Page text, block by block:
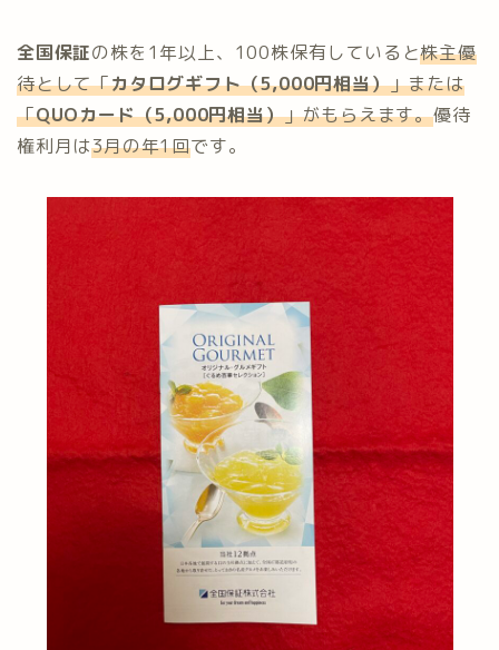
全国保証の株を1年以上、100株保有していると株主優
待として「カタログギフト（5,000円相当）」または
「QUOカード（5,000円相当）」がもらえます。優待
権利月は3月の年1回です。